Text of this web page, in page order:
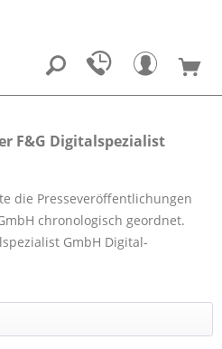
F&G Digitalspezialist
die Presseveröffentlichungen
chronologisch geordnet.
GmbH Digital-